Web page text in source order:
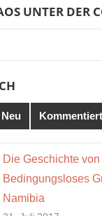
UNTER DER
Neu Kommentiert
Die Geschichte
Bedingungsloses
Namibia